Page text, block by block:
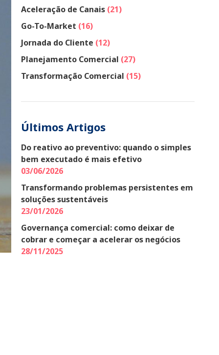
Aceleração de Canais(21)
Go-To-Market (16)
Jornada do Cliente (12)
Planejamento Comercial (27)
Transformação Comercial (15)
Últimos Artigos
Do reativo ao preventivo: quando o simples
bem executado é mais efetivo
03/06/2026
Transformando problemas persistentes em
soluções sustentáveis
23/01/2026
Governança comercial: como deixar de
cobrar e começar a acelerar os negócios
28/11/2025